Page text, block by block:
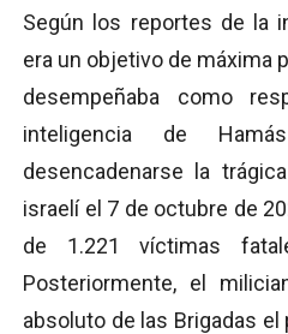
Según los reportes de la
era un objetivo de máxima
desempeñaba como
inteligencia de
desencadenarse la
israelí el 7 de octubre de
de 1.221 víctimas
Posteriormente, el
absoluto de las Brigadas